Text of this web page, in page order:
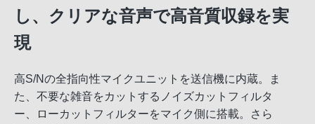
し、クリアな音声で高音質収録を実
現
高S/Nの全指向性マイクユニットを送信機に内蔵。ま
た、不要な雑音をカットするノイズカットフィルタ
ー、ローカットフィルターをマイク側に搭載。さら